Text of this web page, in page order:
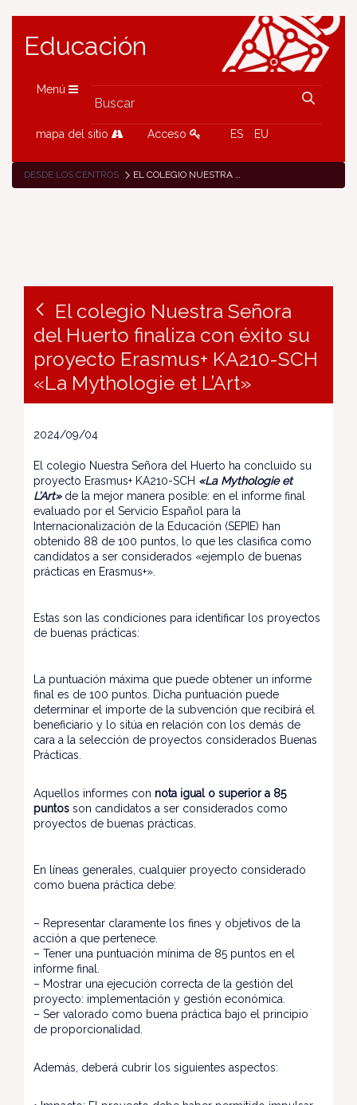
Educación
Menú
mapa del sitio Acceso ES EU
DESDE LOS CENTROS EL COLEGIO NUESTRA SEÑORA DEL HUERTO FINALIZA CON ÉXITO SU PROYECTO ERASMUS+ KA210-SCH «LA MYTHOLOGIE ET L’ART»
El colegio Nuestra Señora
del Huerto finaliza con éxito su
proyecto Erasmus+ KA210-SCH
«La Mythologie et L’Art»
2024/09/04
El colegio Nuestra Señora del Huerto ha concluido su
proyecto Erasmus+ KA210-SCH «La Mythologie et
L’Art» de la mejor manera posible: en el informe final
evaluado por el Servicio Español para la
Internacionalización de la Educación (SEPIE) han
obtenido 88 de 100 puntos, lo que les clasifica como
candidatos a ser considerados «ejemplo de buenas
prácticas en Erasmus+».
Estas son las condiciones para identificar los proyectos
de buenas prácticas:
La puntuación máxima que puede obtener un informe
final es de 100 puntos. Dicha puntuación puede
determinar el importe de la subvención que recibirá el
beneficiario y lo sitúa en relación con los demás de
cara a la selección de proyectos considerados Buenas
Prácticas.
Aquellos informes con nota igual o superior a 85
puntos son candidatos a ser considerados como
proyectos de buenas prácticas.
En líneas generales, cualquier proyecto considerado
como buena práctica debe:
– Representar claramente los fines y objetivos de la
acción a que pertenece.
– Tener una puntuación mínima de 85 puntos en el
informe final.
– Mostrar una ejecución correcta de la gestión del
proyecto: implementación y gestión económica.
– Ser valorado como buena práctica bajo el principio
de proporcionalidad.
Además, deberá cubrir los siguientes aspectos: